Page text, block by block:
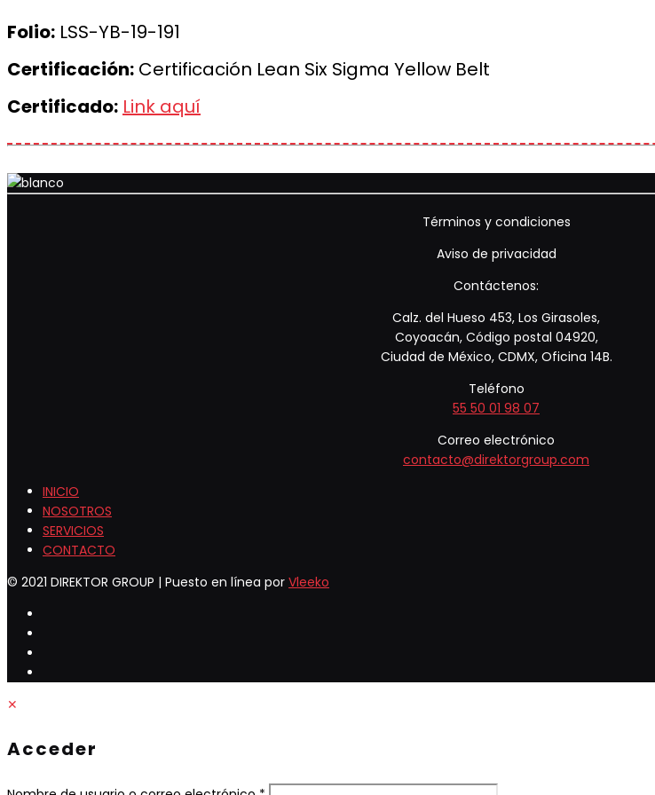
Folio: LSS-YB-19-191
Certificación: Certificación Lean Six Sigma Yellow Belt
Certificado: Link aquí
Términos y condiciones
Aviso de privacidad
Contáctenos:
Calz. del Hueso 453, Los Girasoles,
Coyoacán, Código postal 04920,
Ciudad de México, CDMX, Oficina 14B.
Teléfono
55 50 01 98 07
Correo electrónico
contacto@direktorgroup.com
INICIO
NOSOTROS
SERVICIOS
CONTACTO
© 2021 DIREKTOR GROUP | Puesto en línea por Vleeko
✕
Acceder